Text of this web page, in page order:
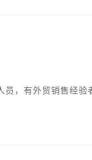
员，有外贸销售经验